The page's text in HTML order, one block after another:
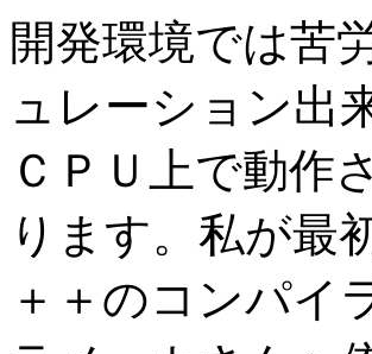
開発環境では苦
ュレーション出
ＣＰＵ上で動作
ります。私が最
＋＋のコンパイ